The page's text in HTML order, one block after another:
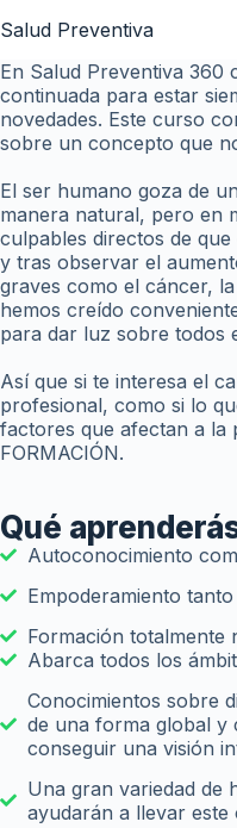
Salud Preventiva
En Salud Preventiva 360
continuada para estar
novedades. Este curso
sobre un concepto que
El ser humano goza de
manera natural, pero en
culpables directos de
y tras observar el
graves como el cáncer,
hemos creído
para dar luz sobre todos
Así que si te interesa el
profesional, como si lo
factores que afectan a la
FORMACIÓN.
Qué
Autoconocimiento
Empoderamiento
Formación totalmente
Abarca todos los
Conocimientos sobre
de una forma global y
conseguir una visión
Una gran variedad de
ayudarán a llevar este